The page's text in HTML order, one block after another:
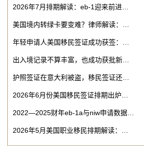
2026年7月排期解读：eb-1迎来前进…
美国境内转绿卡要变难？律师解读：…
年轻申请人美国移民签证成功获签：…
出入境记录不算丰富，也成功获批新…
护照签证在意大利被盗，移民签证还…
2026年6月份美国移民签证排期出炉…
2022—2025财年eb-1a与niw申请数据…
2026年5月美国职业移民排期解读：…